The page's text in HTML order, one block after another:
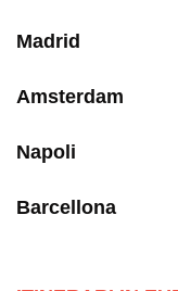
Madrid
Amsterdam
Napoli
Barcellona